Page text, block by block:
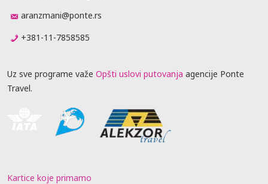
aranzmani@ponte.rs
+381-11-7858585
Uz sve programe važe Opšti uslovi putovanja agencije Ponte
Travel.
Kartice koje primamo